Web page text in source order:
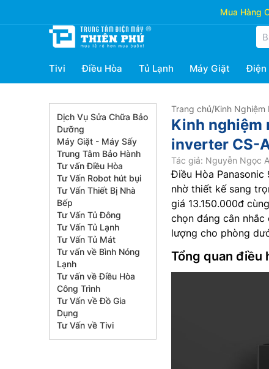
Mua Hàng
Tivi Điều Hòa Tủ Lạnh Máy Giặt Điện
Dịch Vụ Sửa Chữa Bảo
Dưỡng
Máy Giặt - Máy Sấy
Trung Tâm Bảo Hành
Tư vấn Điều Hòa
Tư Vấn Robot hút bụi
Tư Vấn Thiết Bị Nhà
Bếp
Tư Vấn Tủ Đông
Tư Vấn Tủ Lạnh
Tư Vấn Tủ Mát
Tư vấn về Bình Nóng
Lạnh
Tư vấn về Điều Hòa
Công Trình
Tư Vấn về Đồ Gia
Dụng
Tư Vấn về Tivi
Trang chủ/Kinh Nghiệm
Kinh nghiệm
inverter CS-
Tác giả: Nguyễn Ngọc
Điều Hòa Panasonic
nhờ thiết kế sang
giá 13.150.000đ
chọn đáng cân
lượng cho phòng
Tổng quan điều